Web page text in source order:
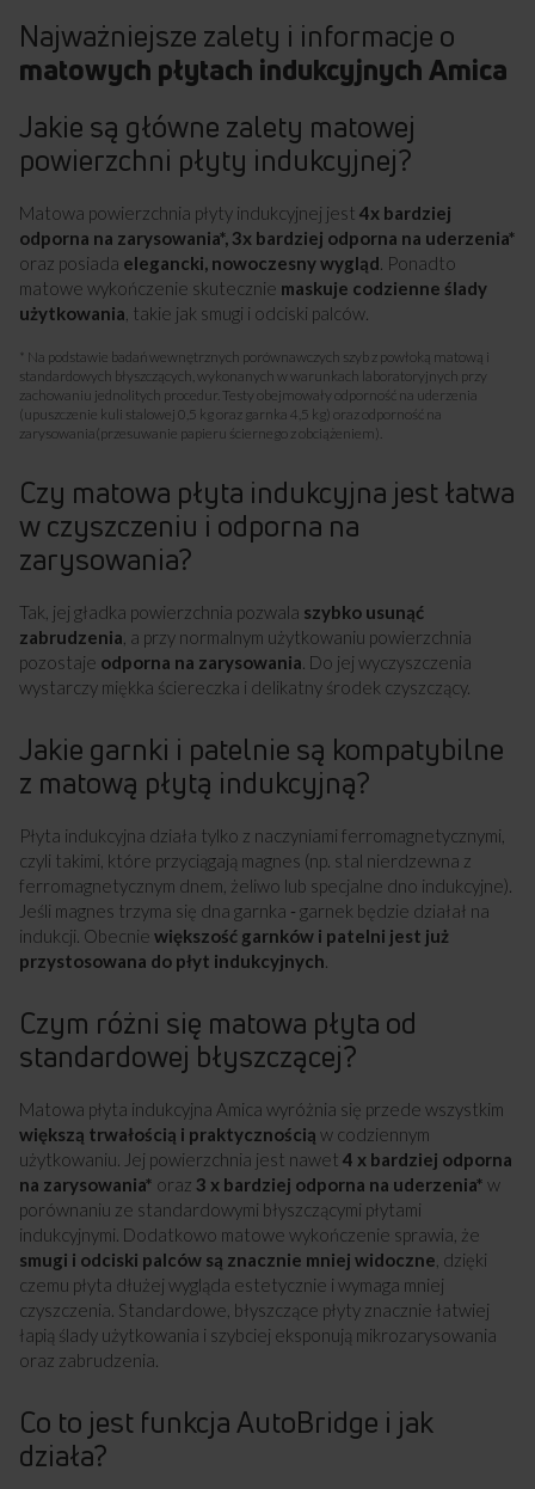
Najważniejsze zalety i informacje o
matowych płytach indukcyjnychAmica
Jakie są główne zalety matowej
powierzchni płyty indukcyjnej?
Matowa powierzchnia płyty indukcyjnej jest 4x bardziej
odporna na zarysowania*, 3x bardziej odporna na uderzenia*
oraz posiada elegancki, nowoczesny wygląd . Ponadto
matowe wykończenie skutecznie maskuje codzienne ślady
użytkowania , takie jak smugi i odciski palców.
* Na podstawie badań wewnętrznych porównawczych szyb z powłoką matową i
standardowych błyszczących, wykonanych w warunkach laboratoryjnych przy
zachowaniu jednolitych procedur. Testy obejmowały odporność na uderzenia
(upuszczenie kuli stalowej 0,5 kg oraz garnka 4,5 kg) oraz odporność na
zarysowania(przesuwanie papieru ściernego z obciążeniem).
Czy matowa płyta indukcyjna jest łatwa
w czyszczeniu i odporna na
zarysowania?
Tak, jej gładka powierzchnia pozwala szybko usunąć
zabrudzenia , a przy normalnym użytkowaniu powierzchnia
pozostaje odporna na zarysowania . Do jej wyczyszczenia
wystarczy miękka ściereczka i delikatny środek czyszczący.
Jakie garnki i patelnie są kompatybilne
z matową płytą indukcyjną?
Płyta indukcyjna działa tylko z naczyniami ferromagnetycznymi,
czyli takimi, które przyciągają magnes (np. stal nierdzewna z
ferromagnetycznym dnem, żeliwo lub specjalne dno indukcyjne).
Jeśli magnes trzyma się dna garnka ‑ garnek będzie działał na
indukcji. Obecnie większość garnków i patelni jest już
przystosowana do płyt indukcyjnych
Czym różni się matowa płyta od
standardowej błyszczącej?
Matowa płyta indukcyjna Amica wyróżnia się przede wszystkim
większą trwałością i praktycznością w codziennym
użytkowaniu. Jej powierzchnia jest nawet 4 x bardziej odporna
na zarysowania* oraz 3 x bardziej odporna na uderzenia* w
porównaniu ze standardowymi błyszczącymi płytami
indukcyjnymi. Dodatkowo matowe wykończenie sprawia, że
smugi i odciski palców są znacznie mniej widoczne , dzięki
czemu płyta dłużej wygląda estetycznie i wymaga mniej
czyszczenia. Standardowe, błyszczące płyty znacznie łatwiej
łapią ślady użytkowania i szybciej eksponują mikrozarysowania
oraz zabrudzenia.
Co to jest funkcja AutoBridge i jak
działa?